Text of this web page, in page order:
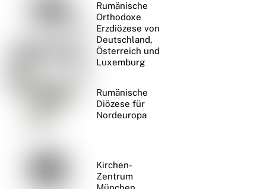
Rumänische
Orthodoxe
Erzdiözese von
Deutschland,
Österreich und
Luxemburg
Rumänische
Diözese für
Nordeuropa
Kirchen-
Zentrum